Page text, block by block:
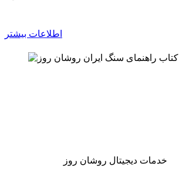
اطلاعات بیشتر
خدمات دیجیتال روشان روز